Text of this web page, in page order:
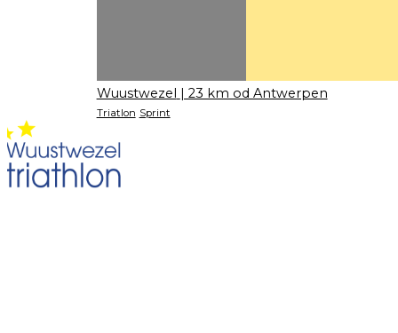
Wuustwezel | 23 km od Antwerpen
Triatlon Sprint